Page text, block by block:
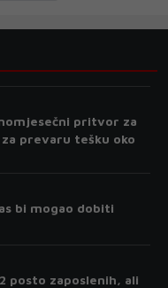
pritvor za
prevaru tešku oko
bi mogao dobiti
posto zaposlenih, ali